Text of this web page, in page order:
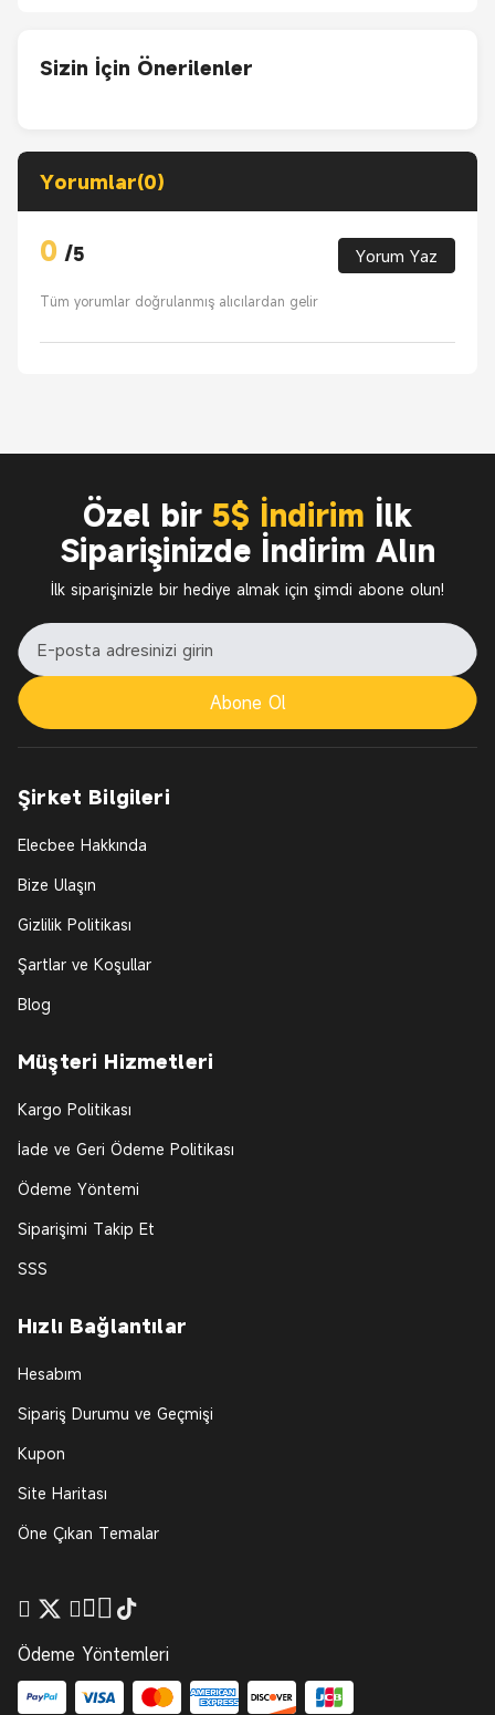
Sizin İçin Önerilenler
Yorumlar(0)
0 /5 Yorum Yaz
Tüm yorumlar doğrulanmış alıcılardan gelir
Özel bir 5$ İndirim İlk
Siparişinizde İndirim Alın
İlk siparişinizle bir hediye almak için şimdi abone olun!
Abone Ol
Şirket Bilgileri
Elecbee Hakkında
Bize Ulaşın
Gizlilik Politikası
Şartlar ve Koşullar
Blog
Müşteri Hizmetleri
Kargo Politikası
İade ve Geri Ödeme Politikası
Ödeme Yöntemi
Siparişimi Takip Et
SSS
Hızlı Bağlantılar
Hesabım
Sipariş Durumu ve Geçmişi
Kupon
Site Haritası
Öne Çıkan Temalar
Ödeme Yöntemleri